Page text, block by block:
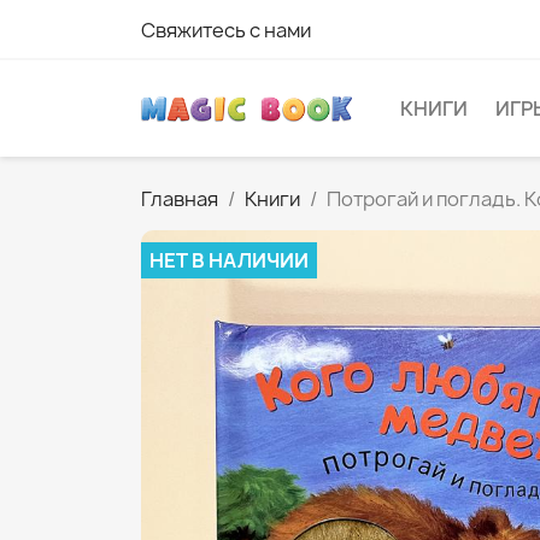
Свяжитесь с нами
КНИГИ
Главная Книги Потрогай и погладь.
НЕТ В НАЛИЧИИ